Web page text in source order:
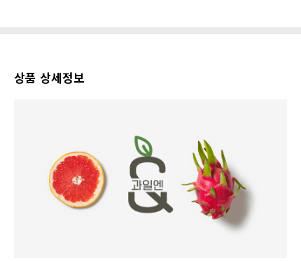
상품 상세정보